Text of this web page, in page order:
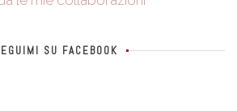
SU FACEBOOK